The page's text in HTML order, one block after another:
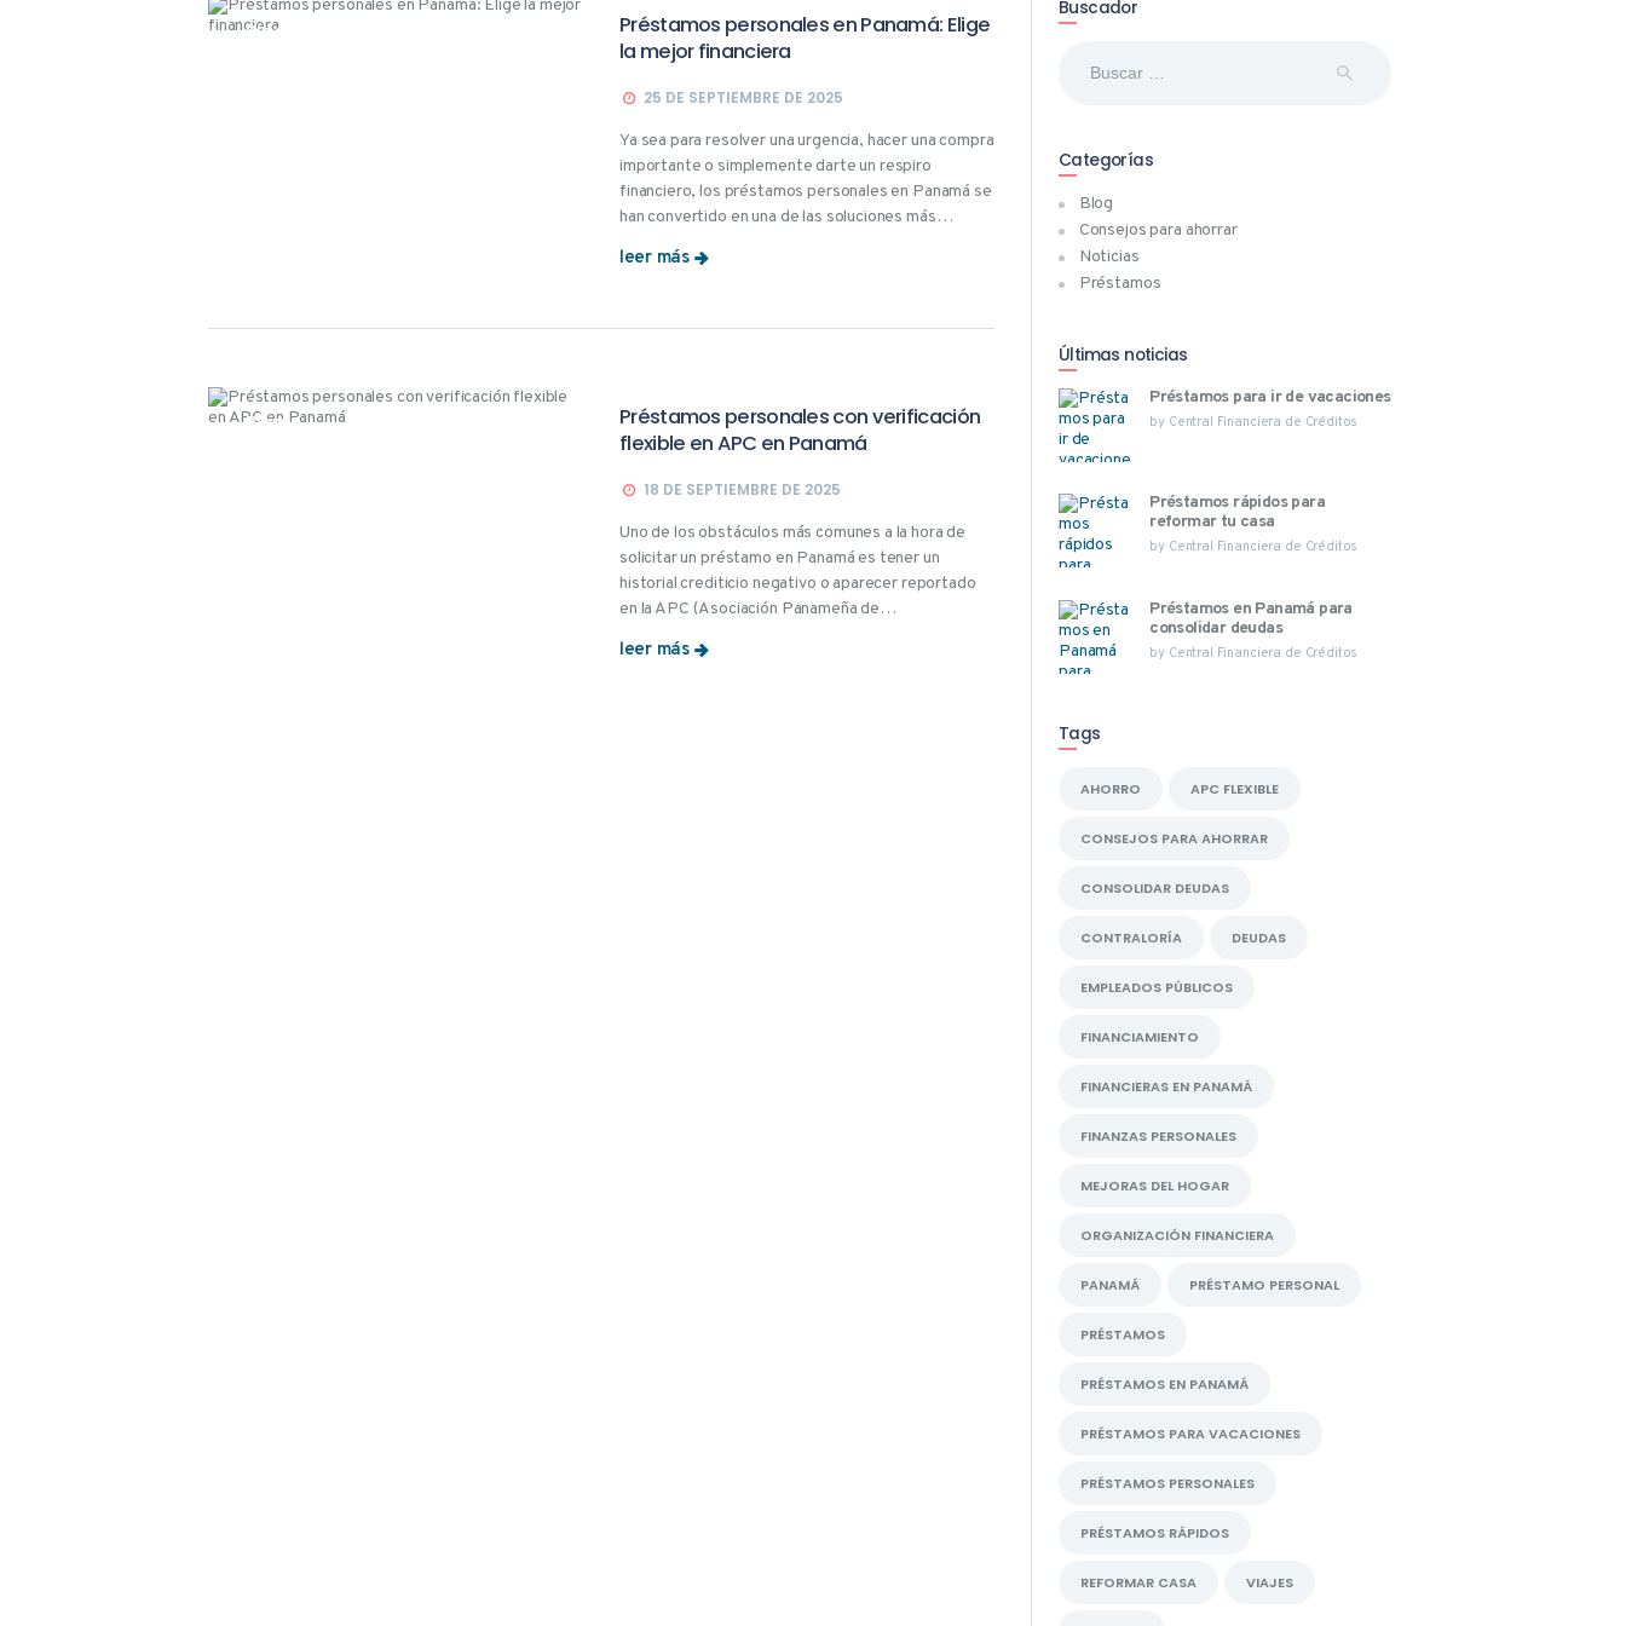
Blog
Préstamos personales en Panamá: Elige
la mejor financiera
25 DE SEPTIEMBRE DE 2025
Ya sea para resolver una urgencia, hacer una compra
importante o simplemente darte un respiro
financiero, los préstamos personales en Panamá se
han convertido en una de las soluciones más…
leer más
Blog
Préstamos personales con verificación
flexible en APC en Panamá
18 DE SEPTIEMBRE DE 2025
Uno de los obstáculos más comunes a la hora de
solicitar un préstamo en Panamá es tener un
historial crediticio negativo o aparecer reportado
en la APC (Asociación Panameña de…
leer más
Buscador
Categorías
Blog
Consejos para ahorrar
Noticias
Préstamos
Últimas noticias
Préstamos para ir de vacaciones
by Central Financiera de Créditos
Préstamos rápidos para
reformar tu casa
by Central Financiera de Créditos
Préstamos en Panamá para
consolidar deudas
by Central Financiera de Créditos
Tags
AHORRO APC FLEXIBLE
CONSEJOS PARA AHORRAR
CONSOLIDAR DEUDAS
CONTRALORÍA DEUDAS
EMPLEADOS PÚBLICOS
FINANCIAMIENTO
FINANCIERAS EN PANAMÁ
FINANZAS PERSONALES
MEJORAS DEL HOGAR
ORGANIZACIÓN FINANCIERA
PANAMÁ PRÉSTAMO PERSONAL
PRÉSTAMOS
PRÉSTAMOS EN PANAMÁ
PRÉSTAMOS PARA VACACIONES
PRÉSTAMOS PERSONALES
PRÉSTAMOS RÁPIDOS
REFORMAR CASA VIAJES